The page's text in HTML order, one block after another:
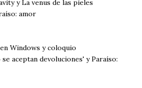
y La venus de las pieles
amor
Windows y coloquio
se aceptan devoluciones' y Paraíso: